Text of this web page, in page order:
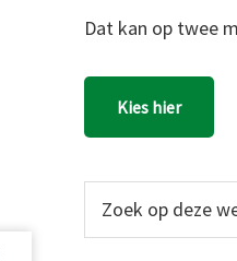
Dat kan op twee
Kies hier